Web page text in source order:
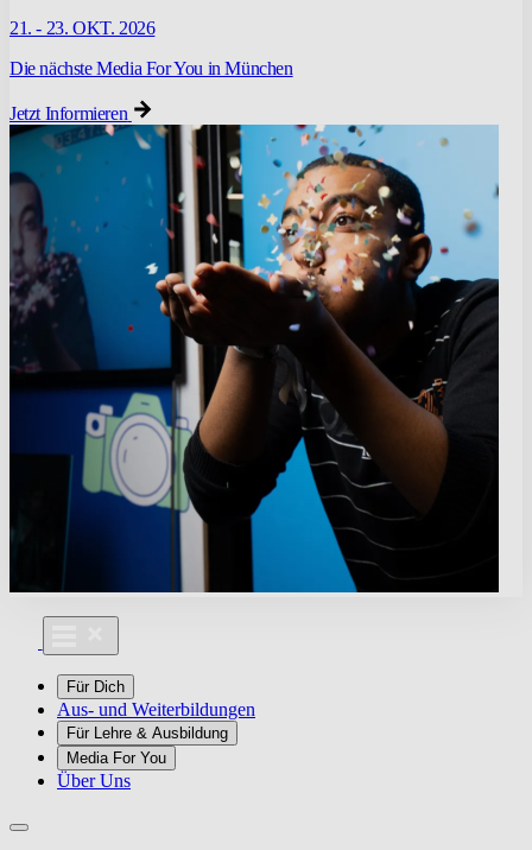
21. - 23. OKT. 2026
Die nächste Media For You in München
Jetzt Informieren
Für Dich
Aus- und Weiterbildungen
Für Lehre & Ausbildung
Media For You
Über Uns